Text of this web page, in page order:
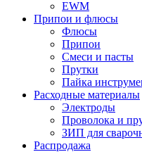
EWM
Припои и флюсы
Флюсы
Припои
Смеси и пасты
Прутки
Пайка
Расходные материалы
Электроды
Проволока и
ЗИП для
Распродажа